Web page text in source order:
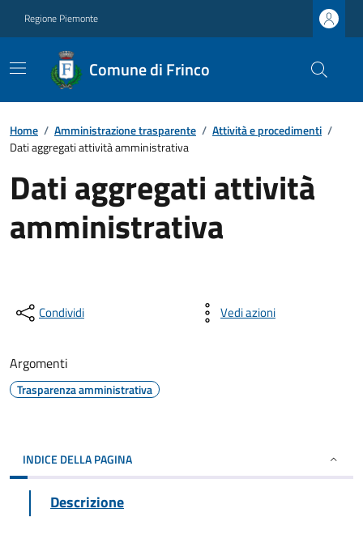
Regione Piemonte
Comune di Frinco
Home / Amministrazione trasparente / Attività e procedimenti /
Dati aggregati attività amministrativa
Dati aggregati attività
amministrativa
Condividi Vedi azioni
Argomenti
Trasparenza amministrativa
INDICE DELLA PAGINA
Descrizione